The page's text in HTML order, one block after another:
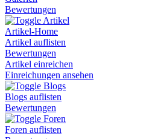
Bewertungen
Artikel
Artikel-Home
Artikel auflisten
Bewertungen
Artikel einreichen
Einreichungen ansehen
Blogs
Blogs auflisten
Bewertungen
Foren
Foren auflisten